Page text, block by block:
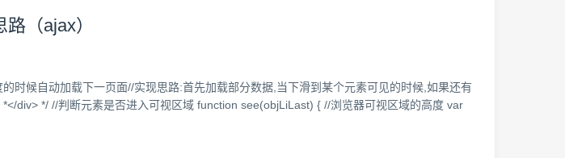
（ajax）
时候自动加载下一页面//实现思路:首先加载部分数据,当下滑到某个元素可见的时候,如果还有
div> */ //判断元素是否进入可视区域 function see(objLiLast) { //浏览器可视区域的高度 var